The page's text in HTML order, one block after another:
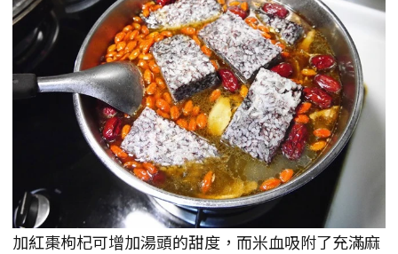
加紅棗枸杞可增加湯頭的甜度，而米血吸附了充滿麻